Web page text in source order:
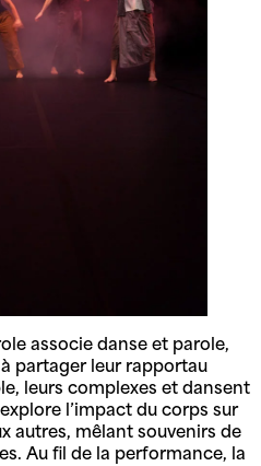
associe danse et parole,
partager leur rapportau
leurs complexes et dansent
l’impact du corps sur
autres, mêlant souvenirs de
Au fil de la performance, la